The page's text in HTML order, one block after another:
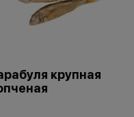
крупная